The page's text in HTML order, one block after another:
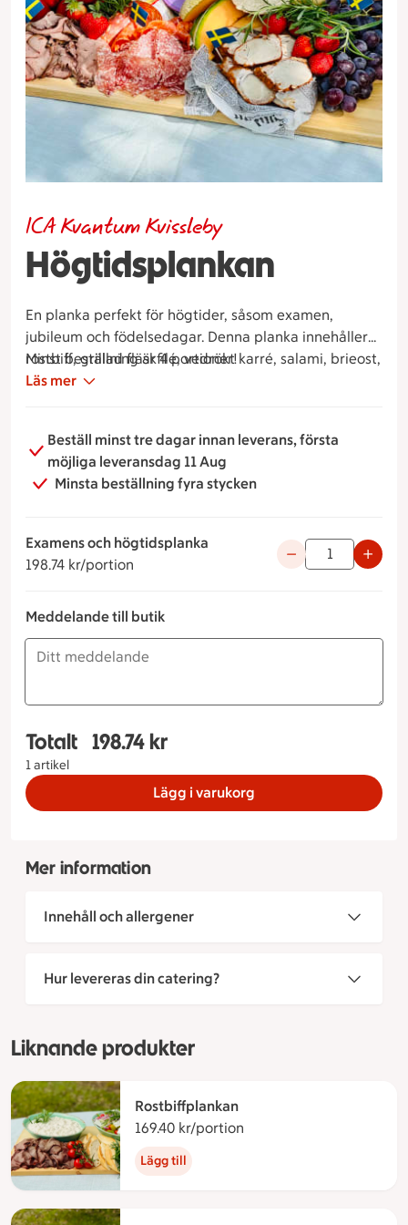
Högtidsplankan
ICA Kvantum Kvissleby
En planka perfekt för högtider, såsom examen,
jubileum och födelsedagar. Denna planka innehåller
rostbiff, grillad fläskfilé, vedrökt karré, salami, brieost,
potatissallad, västerbottenpaj, exotiska frukter och
Minst beställning är 4 portioner!
Läs mer
Beställ minst tre dagar innan leverans, första
möjliga leveransdag 11 Aug
Minsta beställning fyra stycken
Examens och högtidsplanka
198.74 kr/portion
198.74 kronor per portion
Använd
Meddelande till butik
Totalt
1 artikel
Totalt 1 stycken Högtidsplankan Examens och
198.74 kr
Lägg i varukorg
Mer information
Innehåll och allergener
Hur levereras din catering?
Liknande produkter
Rostbiffplankan
169.40 kr/portion
Lägg till